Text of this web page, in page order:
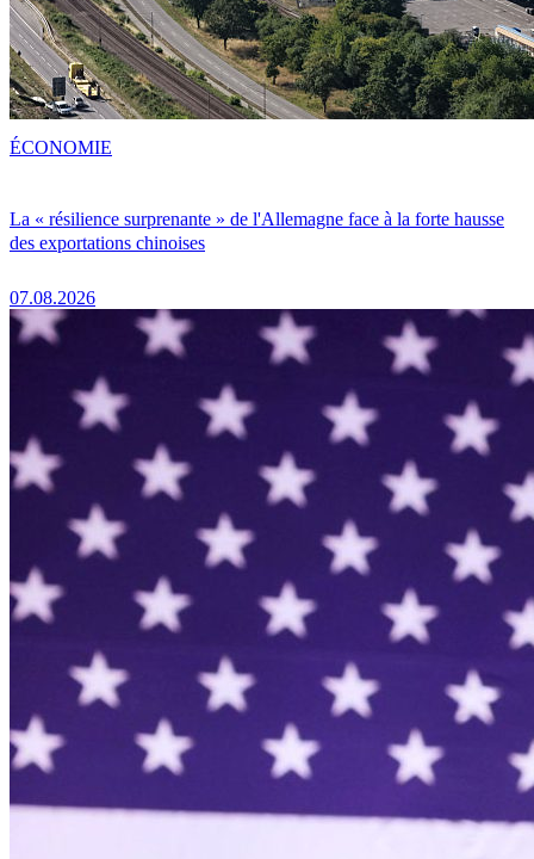
La « résilience surprenante » de l'Allemagne face à la forte hausse
des exportations chinoises
07.08.2026
ÉCONOMIE